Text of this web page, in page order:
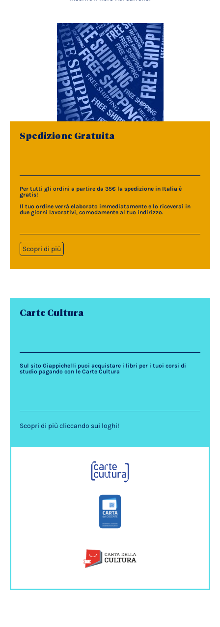
Spedizione Gratuita
Per tutti gli ordini a partire da 35€ la spedizione in Italia è
gratis!
Il tuo ordine verrà elaborato immediatamente e lo riceverai in
due giorni lavorativi, comodamente al tuo indirizzo.
Scopri di più
Carte Cultura
Sul sito Giappichelli puoi acquistare i libri per i tuoi corsi di
studio pagando con le Carte Cultura
Scopri di più cliccando sui loghi!